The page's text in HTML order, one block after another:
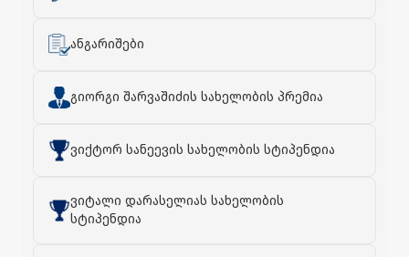
ანგარიშები
გიორგი შარვაშიძის სახელობის პრემია
ვიქტორ სანეევის სახელობის სტიპენდია
ვიტალი დარასელიას სახელობის
სტიპენდია